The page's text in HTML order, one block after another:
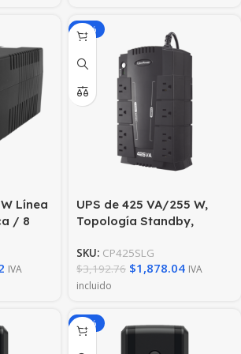
(AVR)
Línea
/ 8
/
IVA
-41%
UPS de 425 VA/255 W,
Topología Standby,
15P, Tipo Gabinete
Compacto, Con 8 Tomas
NEMA 5-15R
SKU: CP425SLG
$3,192.76 $1,878.04 IVA
incluido
-41%